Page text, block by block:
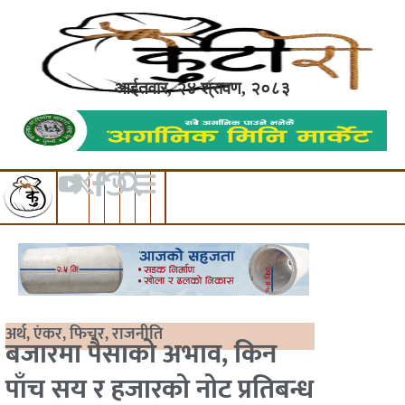
आईतवार, २४ श्रावण, २०८३
अर्थ,एंकर,फिचर,राजनीति
बजारमा पैसाको अभाव, किन
पाँच सय र हजारको नोट प्रतिबन्ध